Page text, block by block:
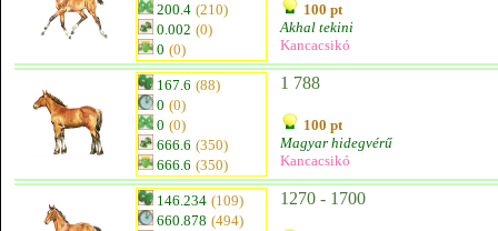
200.4 (210)
0.002 (0)
0 (0)
100 pt
Akhal tekini
Kancacsikó
167.6 (88)
0 (0)
0 (0)
666.6 (350)
666.6 (350)
1 788
100 pt
Magyar hidegvérű
Kancacsikó
146.234 (109)
660.878 (494)
1270 - 1700